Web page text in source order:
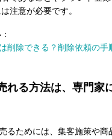
注意が必要です。
削除できる？削除依頼の手
れる方法は、専門家
るためには、集客施策や商